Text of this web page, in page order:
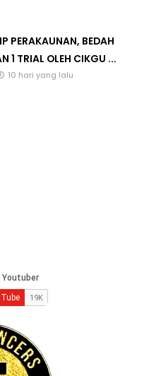
PERAKAUNAN, BEDAH
1 TRIAL OLEH CIKGU ...
10 hari yang lalu